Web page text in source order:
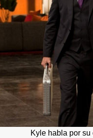
Kyle habla por